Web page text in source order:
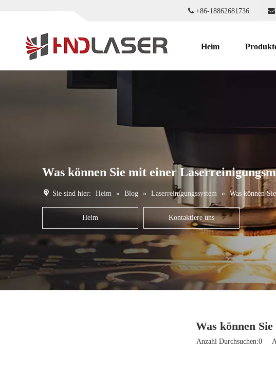
 +86-18862681736 
Heim
Was können Sie mit einer
Sie sind hier: Heim » Blog » Laserreinigungssystem » Was können
Heim Kontaktiere uns
Was können
Anzahl Durchsuchen:0